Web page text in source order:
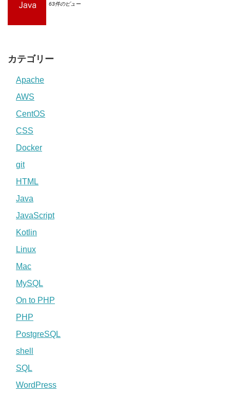
63件のビュー
カテゴリー
Apache
AWS
CentOS
CSS
Docker
git
HTML
Java
JavaScript
Kotlin
Linux
Mac
MySQL
On to PHP
PHP
PostgreSQL
shell
SQL
WordPress